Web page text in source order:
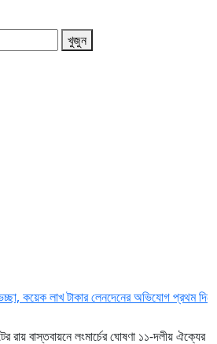
খুজুন
লাখ টাকার লেনদেনের অভিযোগপ্রথম দিনেই